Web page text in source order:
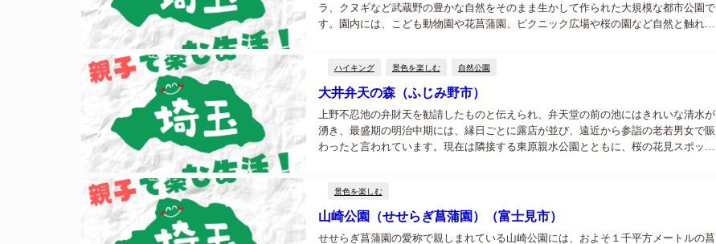
ラ、クヌギなど武蔵野の豊かな自然をそのまま生かして作られた大規模な都市公園で
す。園内には、こども動物園や花菖蒲園、ピクニック広場や桜の園など自然と触れ合
ハイキング 景色を楽しむ 自然公園
大井弁天の森（ふじみ野市）
上野不忍池の弁財天を勧請したものと伝えられ、弁天堂の前の池にはきれいな清水が
湧き、最盛期の明治中期には、縁日ごとに露店が並び、遠近から参詣の老若男女で賑
わったと言われています。現在は隣接する東原親水公園とともに、桜の花見スポット
景色を楽しむ
山崎公園（せせらぎ菖蒲園）（富士見市）
せせらぎ菖蒲園の愛称で親しまれている山崎公園には、およそ１千平方メートルの菖